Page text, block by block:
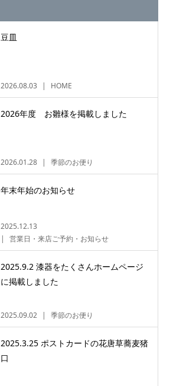
豆皿
2026.08.03 HOME
2026年度 お雛様を掲載しました
2026.01.28 季節のお便り
年末年始のお知らせ
2025.12.13
営業日・来店ご予約・お知らせ
2025.9.2 漆器をたくさんホームページ
に掲載しました
2025.09.02 季節のお便り
2025.3.25 ポストカードの花唐草蕎麦猪
口